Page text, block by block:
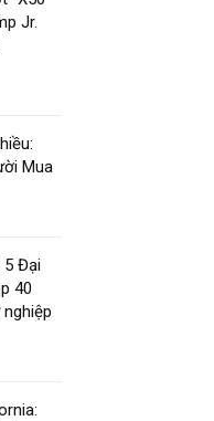
Jr.
Mua
5 Đại
40